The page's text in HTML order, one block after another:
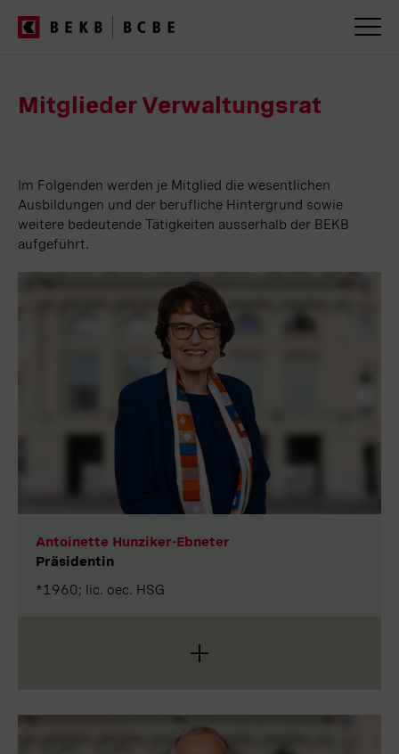
Geschäftsbericht
Mitglieder Verwaltungsrat
Im Folgenden werden je Mitglied die wesentlichen
Ausbildungen und der berufliche Hintergrund sowie
weitere bedeutende Tätigkeiten ausserhalb der BEKB
aufgeführt.
Antoinette Hunziker-Ebneter
Präsidentin
*1960; lic. oec. HSG
Vizepräsidentin des Verwaltungsrats der Forma
Futura Invest AG. Antoinette Hunziker-Ebneter
Diplom der Swiss Banking School. Ihre berufliche
Karriere begann sie bei der Citibank. Danach führte